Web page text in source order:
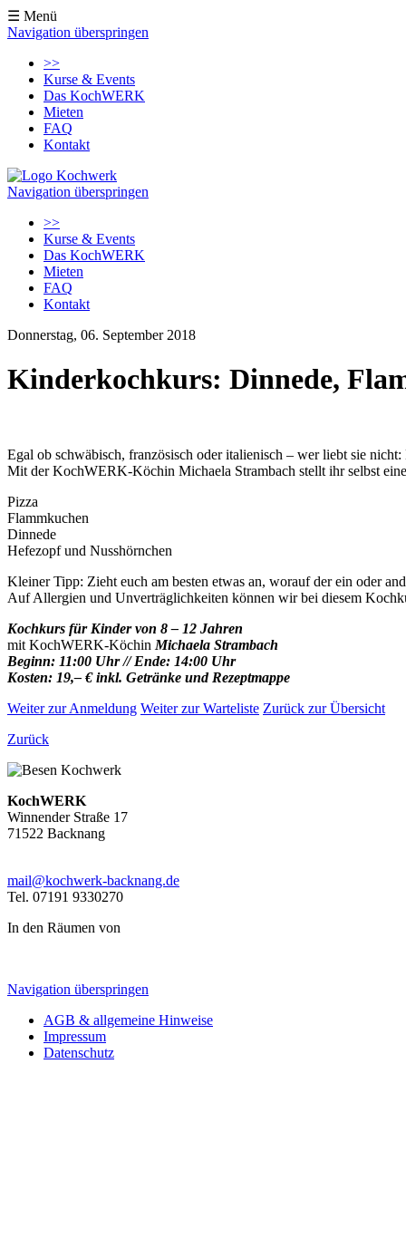
☰ Menü
Navigation überspringen
>>
Kurse & Events
Das KochWERK
Mieten
FAQ
Kontakt
Navigation überspringen
>>
Kurse & Events
Das KochWERK
Mieten
FAQ
Kontakt
Donnerstag, 06. September 2018
Kinderkochkurs: Dinnede,
Egal ob schwäbisch, französisch oder italienisch – wer liebt sie
Mit der KochWERK-Köchin Michaela Strambach stellt ihr selbst
Pizza
Flammkuchen
Dinnede
Hefezopf und Nusshörnchen
Kleiner Tipp: Zieht euch am besten etwas an, worauf der ein oder
Auf Allergien und Unverträglichkeiten können wir bei diesem
Kochkurs für Kinder von 8 – 12 Jahren
mit KochWERK-Köchin Michaela Strambach
Beginn: 11:00 Uhr // Ende: 14:00 Uhr
Kosten: 19,– € inkl. Getränke und Rezeptmappe
Weiter zur Anmeldung Weiter zur Warteliste Zurück zur Übersicht
Zurück
KochWERK
Winnender Straße 17
71522 Backnang
mail@kochwerk-backnang.de
Tel. 07191 9330270
In den Räumen von
Navigation überspringen
AGB & allgemeine Hinweise
Impressum
Datenschutz